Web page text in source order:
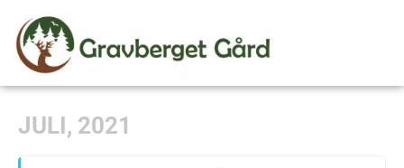
JULI, 2021